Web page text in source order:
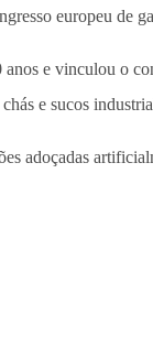
europeu de
e vinculou o
chás e sucos
adoçadas